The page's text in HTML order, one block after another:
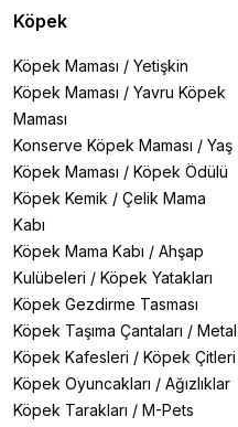
Köpek
Köpek Maması / Yetişkin
Köpek Maması / Yavru Köpek
Maması
Konserve Köpek Maması / Yaş
Köpek Maması / Köpek Ödülü
Köpek Kemik / Çelik Mama
Kabı
Köpek Mama Kabı / Ahşap
Kulübeleri / Köpek Yatakları
Köpek Gezdirme Tasması
Köpek Taşıma Çantaları / Metal
Köpek Kafesleri / Köpek Çitleri
Köpek Oyuncakları / Ağızlıklar
Köpek Tarakları / M-Pets